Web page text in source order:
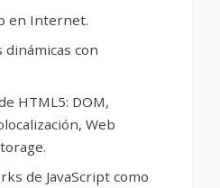
en Internet.
con
HTML5: DOM,
Web
de JavaScript como